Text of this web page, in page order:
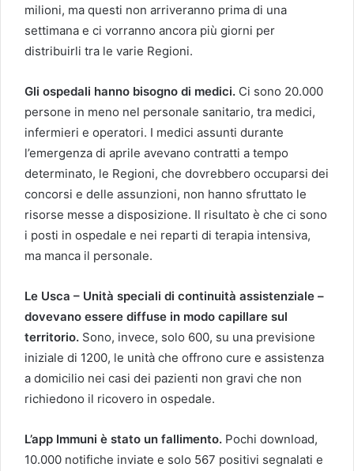
milioni, ma questi non arriveranno prima di una
settimana e ci vorranno ancora più giorni per
distribuirli tra le varie Regioni.
Gli ospedali hanno bisogno di medici. Ci sono 20.000
persone in meno nel personale sanitario, tra medici,
infermieri e operatori. I medici assunti durante
l’emergenza di aprile avevano contratti a tempo
determinato, le Regioni, che dovrebbero occuparsi dei
concorsi e delle assunzioni, non hanno sfruttato le
risorse messe a disposizione. Il risultato è che ci sono
i posti in ospedale e nei reparti di terapia intensiva,
ma manca il personale.
Le Usca – Unità speciali di continuità assistenziale –
dovevano essere diffuse in modo capillare sul
territorio. Sono, invece, solo 600, su una previsione
iniziale di 1200, le unità che offrono cure e assistenza
a domicilio nei casi dei pazienti non gravi che non
richiedono il ricovero in ospedale.
L’app Immuni è stato un fallimento. Pochi download,
10.000 notifiche inviate e solo 567 positivi segnalati e